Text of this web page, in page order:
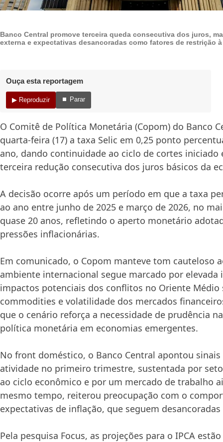
Banco Central promove terceira queda consecutiva dos juros,
externa e expectativas desancoradas como fatores de restrição
Ouça esta reportagem
▶ Reproduzir ⏹ Parar
O Comitê de Política Monetária (Copom) do Banco
quarta-feira (17) a taxa Selic em 0,25 ponto
ano, dando continuidade ao ciclo de cortes iniciado
terceira redução consecutiva dos juros básicos da
A decisão ocorre após um período em que a taxa
ao ano entre junho de 2025 e março de 2026, no
quase 20 anos, refletindo o aperto monetário
pressões inflacionárias.
Em comunicado, o Copom manteve tom cauteloso
ambiente internacional segue marcado por elevada
impactos potenciais dos conflitos no Oriente Médio
commodities e volatilidade dos mercados
que o cenário reforça a necessidade de prudência
política monetária em economias emergentes.
No front doméstico, o Banco Central apontou sinais
atividade no primeiro trimestre, sustentada por
ao ciclo econômico e por um mercado de trabalho
mesmo tempo, reiterou preocupação com o
expectativas de inflação, que seguem
Pela pesquisa Focus, as projeções para o IPCA